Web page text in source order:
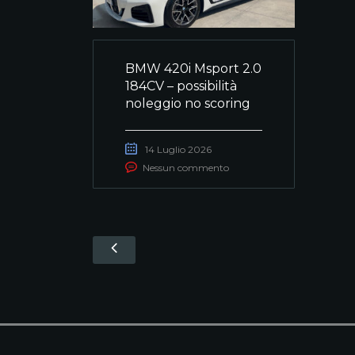
BMW 420i Msport 2.0
184CV – possibilità
noleggio no scoring
14 Luglio 2026
Nessun commento